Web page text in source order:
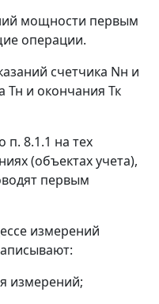
мощности первым
операции.
счетчика Nн и
Тн и окончания Тк
8.1.1 на тех
(объектах учета),
первым
измерений
измерений;